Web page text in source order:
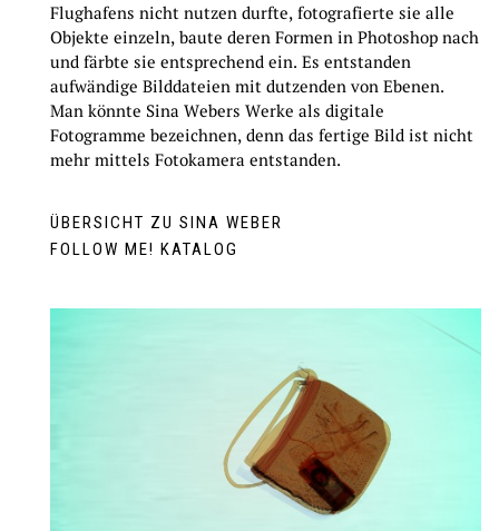
Flughafens nicht nutzen durfte, fotografierte sie alle
Objekte einzeln, baute deren Formen in Photoshop nach
und färbte sie entsprechend ein. Es entstanden
aufwändige Bilddateien mit dutzenden von Ebenen.
Man könnte Sina Webers Werke als digitale
Fotogramme bezeichnen, denn das fertige Bild ist nicht
mehr mittels Fotokamera entstanden.
ÜBERSICHT ZU SINA WEBER
FOLLOW ME! KATALOG